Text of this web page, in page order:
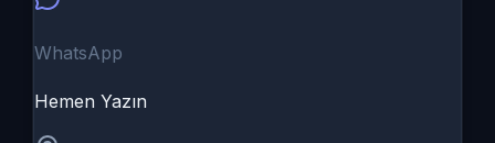
WhatsApp
Hemen Yazın